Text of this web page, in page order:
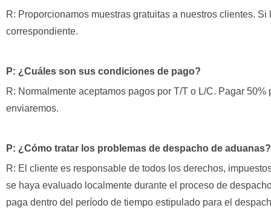
R: Proporcionamos muestras gratuitas a nuestros clientes.
correspondiente.
P: ¿Cuáles son sus condiciones de pago?
R: Normalmente aceptamos pagos por T/T o L/C. Pagar
enviaremos.
P: ¿Cómo tratar los problemas de despacho de aduanas?
R: El cliente es responsable de todos los derechos,
se haya evaluado localmente durante el proceso de
paga dentro del período de tiempo estipulado para el